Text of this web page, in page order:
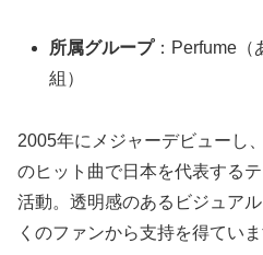
所属グループ：Perfume（
組）
2005年にメジャーデビューし
のヒット曲で日本を代表する
活動。透明感のあるビジュア
くのファンから支持を得ていま